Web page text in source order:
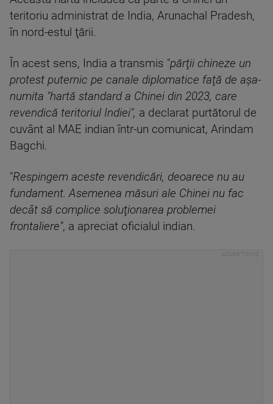
teritoriu administrat de India, Arunachal Pradesh,
în nord-estul ţării.
În acest sens, India a transmis "părţii chineze un
protest puternic pe canale diplomatice faţă de aşa-
numita "hartă standard a Chinei din 2023, care
revendică teritoriul Indiei", a declarat purtătorul de
cuvânt al MAE indian într-un comunicat, Arindam
Bagchi.
"Respingem aceste revendicări, deoarece nu au
fundament. Asemenea măsuri ale Chinei nu fac
decât să complice soluţionarea problemei
frontaliere", a apreciat oficialul indian.